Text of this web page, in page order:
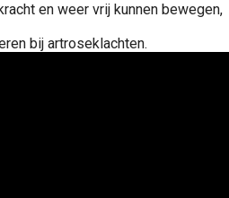
en weer vrij kunnen bewegen,
bij artroseklachten.